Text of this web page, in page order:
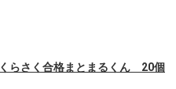
さく合格まとまるくん 20個